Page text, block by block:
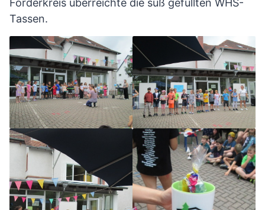
Förderkreis überreichte die süß gefüllten WHS-
Tassen.